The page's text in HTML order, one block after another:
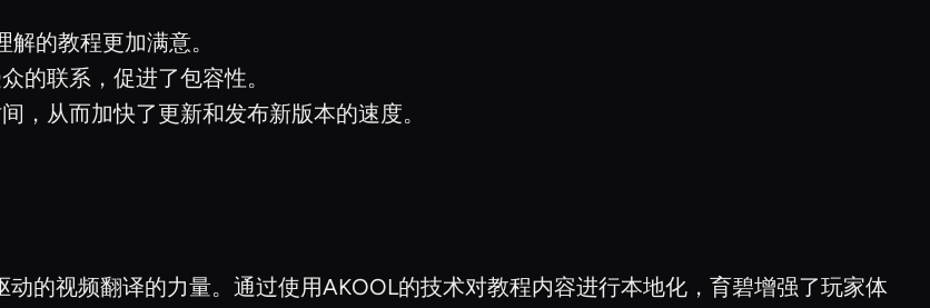
的教程更加满意。
的联系，促进了包容性。
，从而加快了更新和发布新版本的速度。
的视频翻译的力量。通过使用AKOOL的技术对教程内容进行本地化，育碧增强了玩家体